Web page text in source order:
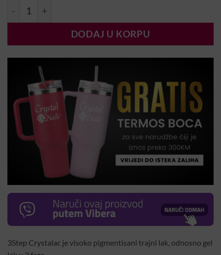
3 Step Trajni lak – 3S58 (8ml) količina
DODAJ U KORPU
3Step Crystalac je visoko pigmentisani trajni lak, odnosno gel